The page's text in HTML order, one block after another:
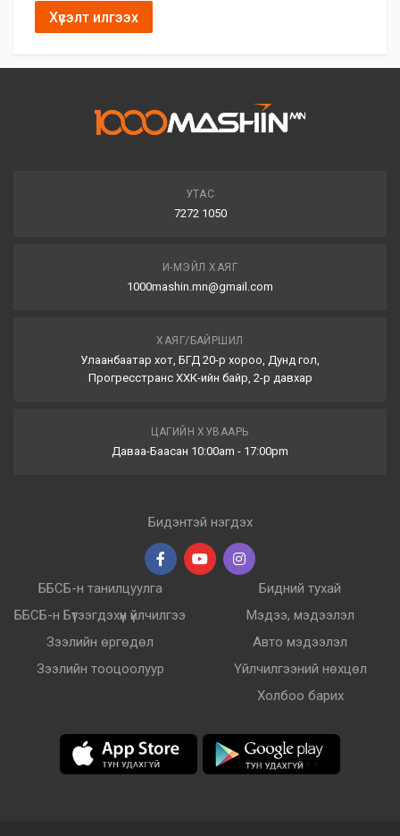
Хүсэлт илгээх
УТАС
7272 1050
И-МЭЙЛ ХАЯГ
1000mashin.mn@gmail.com
ХАЯГ/БАЙРШИЛ
Улаанбаатар хот, БГД 20-р хороо, Дунд гол,
Прогресстранс ХХК-ийн байр, 2-р давхар
ЦАГИЙН ХУВААРЬ
Даваа-Баасан 10:00am - 17:00pm
Бидэнтэй нэгдэх
ББСБ-н танилцуулга
ББСБ-н Бүтээгдэхүүн үйлчилгээ
Зээлийн өргөдөл
Зээлийн тооцоолуур
Бидний тухай
Мэдээ, мэдээлэл
Авто мэдээлэл
Үйлчилгээний нөхцөл
Холбоо барих